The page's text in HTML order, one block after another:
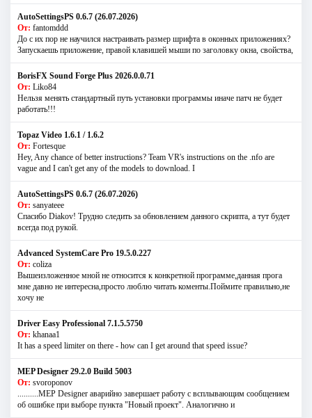
AutoSettingsPS 0.6.7 (26.07.2026)
От: fantomddd
До с их пор не научился настраивать размер шрифта в оконных приложениях?
Запускаешь приложение, правой клавишей мыши по заголовку окна, свойства,
BorisFX Sound Forge Plus 2026.0.0.71
От: Liko84
Нельзя менять стандартный путь установки программы иначе патч не будет
работать!!!
Topaz Video 1.6.1 / 1.6.2
От: Fortesque
Hey, Any chance of better instructions? Team VR's instructions on the .nfo are
vague and I can't get any of the models to download. I
AutoSettingsPS 0.6.7 (26.07.2026)
От: sanyateee
Спасибо Diakov! Трудно следить за обновлением данного скрипта, а тут будет
всегда под рукой.
Advanced SystemCare Pro 19.5.0.227
От: coliza
Вышеизложенное мной не относится к конкретной программе,данная прога
мне давно не интересна,просто люблю читать коменты.Поймите правильно,не
хочу не
Driver Easy Professional 7.1.5.5750
От: khanaa1
It has a speed limiter on there - how can I get around that speed issue?
MEP Designer 29.2.0 Build 5003
От: svoroponov
..........MEP Designer аварийно завершает работу с всплывающим сообщением
об ошибке при выборе пункта "Новый проект". Аналогично и